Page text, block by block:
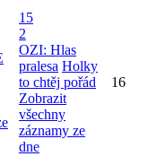
15
2
OZI: Hlas
pralesa Holky
to chtěj pořád
Zobrazit
všechny
záznamy ze
dne
16